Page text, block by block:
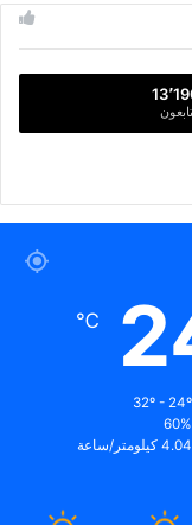
℃
32º - 24º
60%
4.04 كيلومتر/ساعة